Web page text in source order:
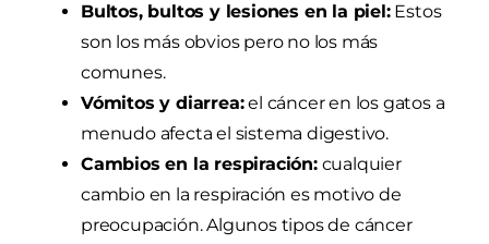
Bultos, bultos y lesiones en la piel:Estos
son los más obvios pero no los más
comunes.
Vómitos y diarrea:el cáncer en los gatos a
menudo afecta el sistema digestivo.
Cambios en la respiración:cualquier
cambio en la respiración es motivo de
preocupación. Algunos tipos de cáncer